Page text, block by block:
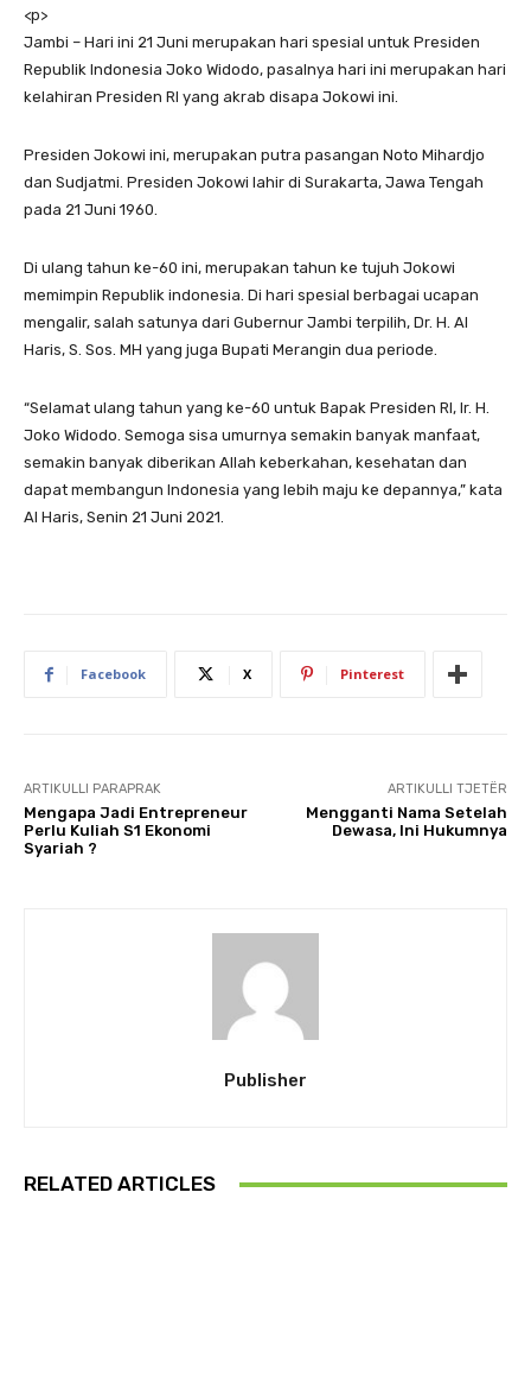
<p>
Jambi – Hari ini 21 Juni merupakan hari spesial untuk Presiden
Republik Indonesia Joko Widodo, pasalnya hari ini merupakan hari
kelahiran Presiden RI yang akrab disapa Jokowi ini.
Presiden Jokowi ini, merupakan putra pasangan Noto Mihardjo
dan Sudjatmi. Presiden Jokowi lahir di Surakarta, Jawa Tengah
pada 21 Juni 1960.
Di ulang tahun ke-60 ini, merupakan tahun ke tujuh Jokowi
memimpin Republik indonesia. Di hari spesial berbagai ucapan
mengalir, salah satunya dari Gubernur Jambi terpilih, Dr. H. Al
Haris, S. Sos. MH yang juga Bupati Merangin dua periode.
“Selamat ulang tahun yang ke-60 untuk Bapak Presiden RI, Ir. H.
Joko Widodo. Semoga sisa umurnya semakin banyak manfaat,
semakin banyak diberikan Allah keberkahan, kesehatan dan
dapat membangun Indonesia yang lebih maju ke depannya,” kata
Al Haris, Senin 21 Juni 2021.
Facebook X Pinterest
ARTIKULLI PARAPRAK
Mengapa Jadi Entrepreneur
Perlu Kuliah S1 Ekonomi
Syariah ?
ARTIKULLI TJETËR
Mengganti Nama Setelah
Dewasa, Ini Hukumnya
Publisher
RELATED ARTICLES